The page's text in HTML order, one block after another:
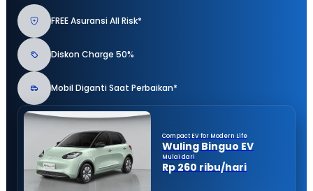
FREE Asuransi All Risk*
Diskon Charge 50%
Mobil Diganti Saat Perbaikan*
Compact EV for Modern Life
Wuling Binguo EV
Mulai dari
Rp 260 ribu/hari